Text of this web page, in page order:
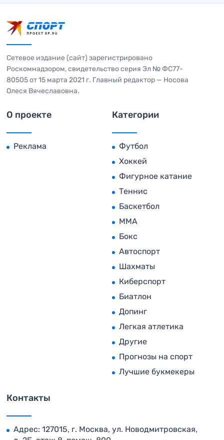
Сетевое издание (сайт) зарегистрировано
Роскомнадзором, свидетельство серия Эл № ФС77-
80505 от 15 марта 2021 г. Главный редактор — Носова
Олеся Вячеславовна.
О проекте
Реклама
Категории
Футбол
Хоккей
Фигурное катание
Теннис
Баскетбол
MMA
Бокс
Автоспорт
Шахматы
Киберспорт
Биатлон
Допинг
Легкая атлетика
Другие
Прогнозы на спорт
Лучшие букмекеры
Контакты
Адрес: 127015, г. Москва, ул. Новодмитровская,